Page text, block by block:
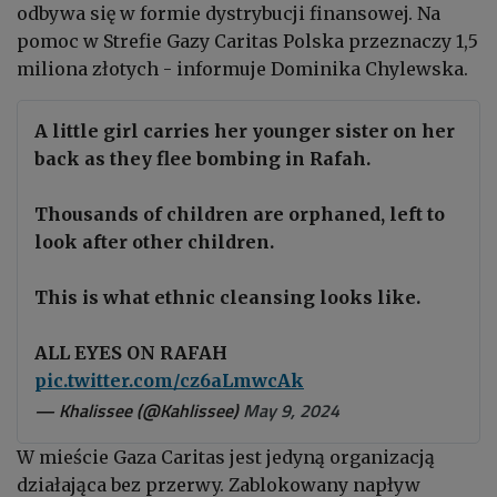
odbywa się w formie dystrybucji finansowej. Na
pomoc w Strefie Gazy Caritas Polska przeznaczy 1,5
miliona złotych - informuje Dominika Chylewska.
A little girl carries her younger sister on her
back as they flee bombing in Rafah.
Thousands of children are orphaned, left to
look after other children.
This is what ethnic cleansing looks like.
ALL EYES ON RAFAH
pic.twitter.com/cz6aLmwcAk
— Khalissee (@Kahlissee)May 9, 2024
W mieście Gaza Caritas jest jedyną organizacją
działająca bez przerwy. Zablokowany napływ